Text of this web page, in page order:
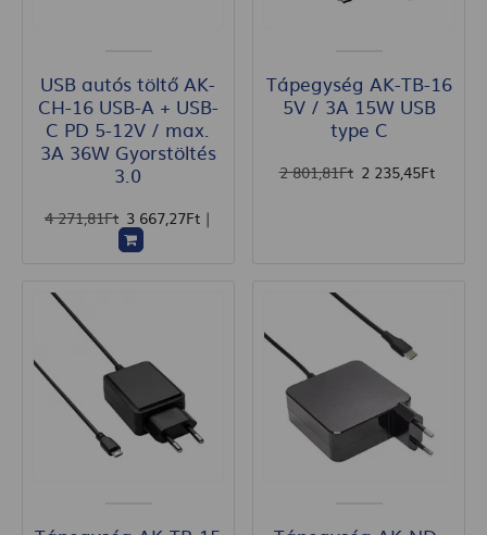
USB autós töltő AK-
CH-16 USB-A + USB-
C PD 5-12V / max.
3A 36W Gyorstöltés
3.0
4 271,81Ft 3 667,27Ft |
Tápegység AK-TB-16
5V / 3A 15W USB
type C
2 801,81Ft 2 235,45Ft